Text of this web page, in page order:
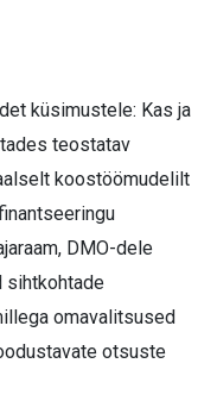
küsimustele: Kas ja
teostatav
koostöömudelilt
DMO-dele
sihtkohtade
omavalitsused
otsuste